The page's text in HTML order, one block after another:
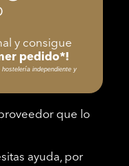
y consigue
pedido*!
independiente y
que lo
ayuda, por